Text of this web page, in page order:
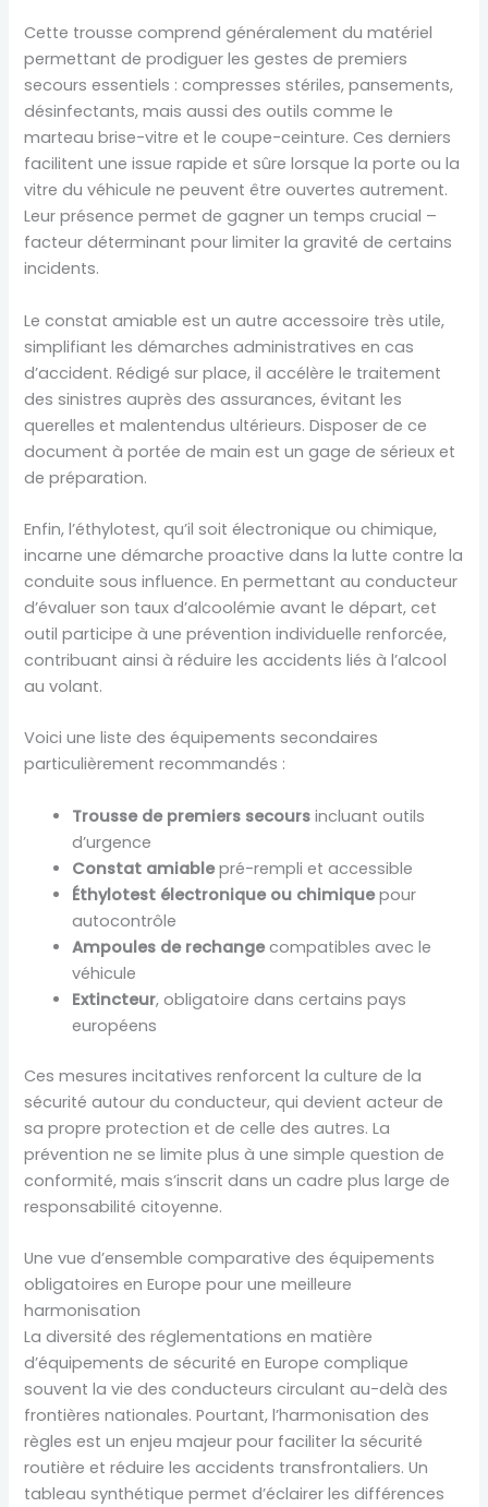
Cette trousse comprend généralement du matériel
permettant de prodiguer les gestes de premiers
secours essentiels : compresses stériles, pansements,
désinfectants, mais aussi des outils comme le
marteau brise-vitre et le coupe-ceinture. Ces derniers
facilitent une issue rapide et sûre lorsque la porte ou la
vitre du véhicule ne peuvent être ouvertes autrement.
Leur présence permet de gagner un temps crucial –
facteur déterminant pour limiter la gravité de certains
incidents.
Le constat amiable est un autre accessoire très utile,
simplifiant les démarches administratives en cas
d’accident. Rédigé sur place, il accélère le traitement
des sinistres auprès des assurances, évitant les
querelles et malentendus ultérieurs. Disposer de ce
document à portée de main est un gage de sérieux et
de préparation.
Enfin, l’éthylotest, qu’il soit électronique ou chimique,
incarne une démarche proactive dans la lutte contre la
conduite sous influence. En permettant au conducteur
d’évaluer son taux d’alcoolémie avant le départ, cet
outil participe à une prévention individuelle renforcée,
contribuant ainsi à réduire les accidents liés à l’alcool
au volant.
Voici une liste des équipements secondaires
particulièrement recommandés :
Trousse de premiers secours incluant outils
d’urgence
Constat amiablepré-rempli et accessible
Éthylotest électronique ou chimiquepour
autocontrôle
Ampoules de rechangecompatibles avec le
véhicule
Extincteur, obligatoire dans certains pays
européens
Ces mesures incitatives renforcent la culture de la
sécurité autour du conducteur, qui devient acteur de
sa propre protection et de celle des autres. La
prévention ne se limite plus à une simple question de
conformité, mais s’inscrit dans un cadre plus large de
responsabilité citoyenne.
Une vue d’ensemble comparative des équipements
obligatoires en Europe pour une meilleure
harmonisation
La diversité des réglementations en matière
d’équipements de sécurité en Europe complique
souvent la vie des conducteurs circulant au-delà des
frontières nationales. Pourtant, l’harmonisation des
règles est un enjeu majeur pour faciliter la sécurité
routière et réduire les accidents transfrontaliers. Un
tableau synthétique permet d’éclairer les différences